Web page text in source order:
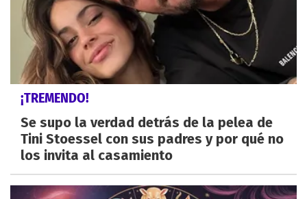
¡TREMENDO!
Se supo la verdad detrás de la pelea de
Tini Stoessel con sus padres y por qué no
los invita al casamiento